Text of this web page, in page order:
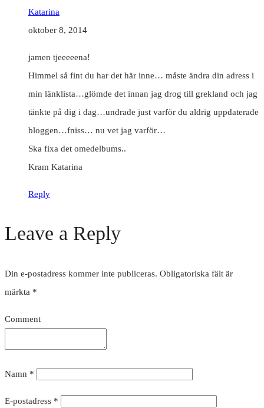
Katarina
oktober 8, 2014
jamen tjeeeeena!
Himmel så fint du har det här inne… måste ändra din adress i
min länklista…glömde det innan jag drog till grekland och jag
tänkte på dig i dag…undrade just varför du aldrig uppdaterade
bloggen…fniss… nu vet jag varför…
Ska fixa det omedelbums..
Kram Katarina
Reply
Leave a Reply
Din e-postadress kommer inte publiceras. Obligatoriska fält är
märkta *
Comment
Namn *
E-postadress *